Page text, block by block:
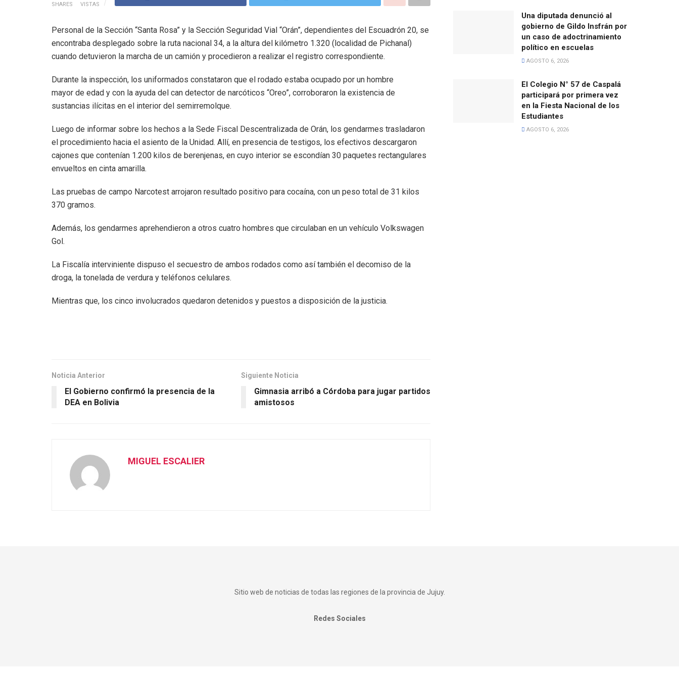
SHARES VISTAS
Personal de la Sección “Santa Rosa” y la Sección Seguridad Vial “Orán”, dependientes del Escuadrón 20, se
encontraba desplegado sobre la ruta nacional 34, a la altura del kilómetro 1.320 (localidad de Pichanal)
cuando detuvieron la marcha de un camión y procedieron a realizar el registro correspondiente.
Durante la inspección, los uniformados constataron que el rodado estaba ocupado por un hombre
mayor de edad y con la ayuda del can detector de narcóticos “Oreo”, corroboraron la existencia de
sustancias ilícitas en el interior del semirremolque.
Luego de informar sobre los hechos a la Sede Fiscal Descentralizada de Orán, los gendarmes trasladaron
el procedimiento hacia el asiento de la Unidad. Allí, en presencia de testigos, los efectivos descargaron
cajones que contenían 1.200 kilos de berenjenas, en cuyo interior se escondían 30 paquetes rectangulares
envueltos en cinta amarilla.
Las pruebas de campo Narcotest arrojaron resultado positivo para cocaína, con un peso total de 31 kilos
370 gramos.
Además, los gendarmes aprehendieron a otros cuatro hombres que circulaban en un vehículo Volkswagen
Gol.
La Fiscalía interviniente dispuso el secuestro de ambos rodados como así también el decomiso de la
droga, la tonelada de verdura y teléfonos celulares.
Mientras que, los cinco involucrados quedaron detenidos y puestos a disposición de la justicia.
Noticia Anterior
El Gobierno confirmó la presencia de la
DEA en Bolivia
Siguiente Noticia
Gimnasia arribó a Córdoba para jugar partidos
amistosos
MIGUEL ESCALIER
Una diputada denunció al
gobierno de Gildo Insfrán por
un caso de adoctrinamiento
político en escuelas
AGOSTO 6, 2026
El Colegio N° 57 de Caspalá
participará por primera vez
en la Fiesta Nacional de los
Estudiantes
AGOSTO 6, 2026
Sitio web de noticias de todas las regiones de la provincia de Jujuy.
Redes Sociales